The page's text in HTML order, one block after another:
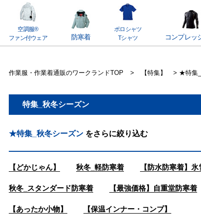
空調服®
ファン付ウェア
防寒着
ポロシャツ
Tシャツ
コンプレッ
作業服・作業着通販のワークランドTOP > 【特集】 > ★特集
特集_秋冬シーズン
★特集_秋冬シーズン をさらに絞り込む
【どかじゃん】 秋冬_軽防寒着 【防水防寒着】
秋冬_スタンダード防寒着 【最強価格】自重堂防寒着
【あったか小物】 【保温インナー・コンプ】